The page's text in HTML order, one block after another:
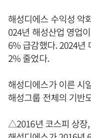
해성디에스 수익성 악
024년 해성산업 영업
6% 급감했다. 2024년
2% 줄었다.
해성디에스가 이른 시
해성그룹 전체의 기반
△2016년 코스피 상장,